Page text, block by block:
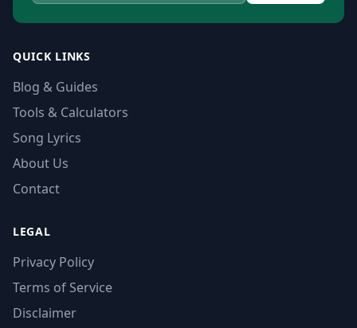
QUICK LINKS
Blog & Guides
Tools & Calculators
Song Lyrics
About Us
Contact
LEGAL
Privacy Policy
Terms of Service
Disclaimer